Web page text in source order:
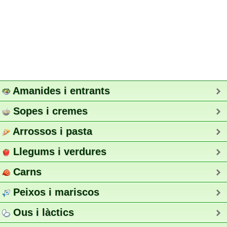
Amanides i entrants
Sopes i cremes
Arrossos i pasta
Llegums i verdures
Carns
Peixos i mariscos
Ous i làctics